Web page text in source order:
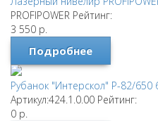
PROFIPOWER Рейтинг:
3 550 р.
Подробнее
Рубанок "Интерскол" Р-82/650
Артикул:424.1.0.00 Рейтинг:
0 р.